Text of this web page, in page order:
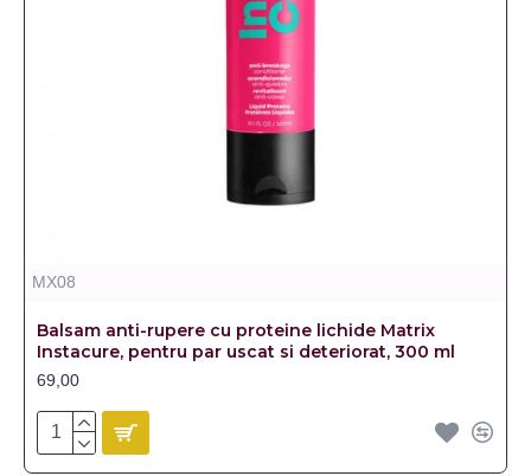
MX08
Balsam anti-rupere cu proteine lichide Matrix
Instacure, pentru par uscat si deteriorat, 300 ml
69,00